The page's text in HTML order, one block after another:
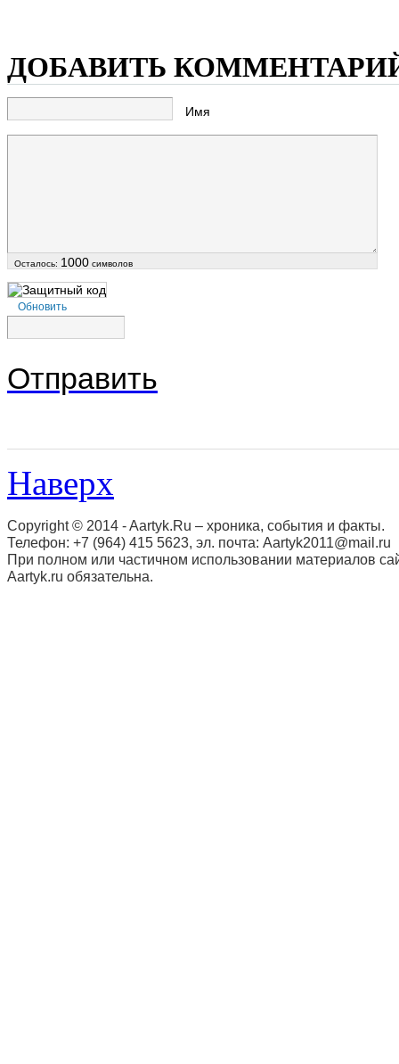
ДОБАВИТЬ
Имя
Осталось: 1000 символов
Обновить
Отправить
Наверх
Copyright © 2014 - Aartyk.Ru – хроника, события и факты.
Телефон: +7 (964) 415 5623, эл. почта: Aartyk2011@mail.ru
При полном или частичном использовании материалов
Aartyk.ru oбязательна.